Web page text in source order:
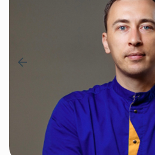
КРАВЦОВ АНДРІЙ
Засновник, фізичний терапевт